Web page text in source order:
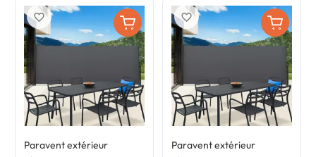
Paravent extérieur
favorite_border
Paravent extérieur
favorite_border